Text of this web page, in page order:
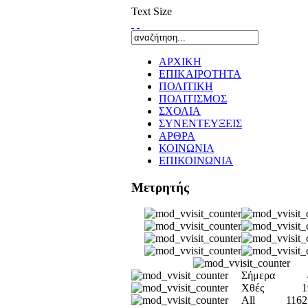
Text Size
ΑΡΧΙΚΗ
ΕΠΙΚΑΙΡΟΤΗΤΑ
ΠΟΛΙΤΙΚΗ
ΠΟΛΙΤΙΣΜΟΣ
ΣΧΟΛΙΑ
ΣΥΝΕΝΤΕΥΞΕΙΣ
ΑΡΘΡΑ
ΚΟΙΝΩΝΙΑ
ΕΠΙΚΟΙΝΩΝΙΑ
Μετρητής
Σήμερα
Χθές
All